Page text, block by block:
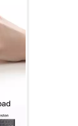
dir